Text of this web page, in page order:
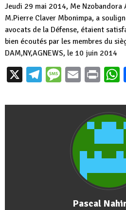
Jeudi 29 mai 2014, Me Nzobandora
M.Pierre Claver Mbonimpa, a
avocats de la Défense, étaient
bien écoutés par les membres du
DAM,NY,AGNEWS, le 10 juin 2014
X Telegram
Message
Email
Pascal